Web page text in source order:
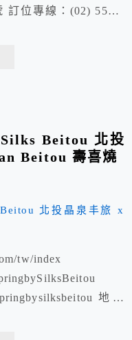
位專線：(02) 5551-
Beitou 北投
Beitou 壽喜燒
tw/index
地址